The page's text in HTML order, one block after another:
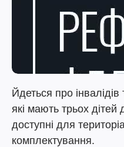
Йдеться про інвалідів
які мають трьох дітей
доступні для
комплектування.